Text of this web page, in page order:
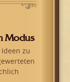
Modus
zu